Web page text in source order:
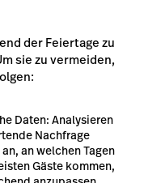
der Feiertage zu
sie zu vermeiden,
Daten: Analysieren
Nachfrage
an welchen Tagen
Gäste kommen,